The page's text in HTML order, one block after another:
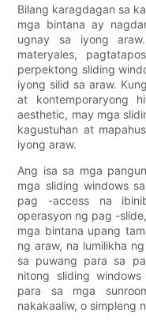
Bilang karagdagan sa
mga bintana ay
ugnay sa iyong
materyales,
perpektong sliding
iyong silid sa araw.
at kontemporaryong
aesthetic, may mga
kagustuhan at
iyong araw.
Ang isa sa mga
mga sliding windows
pag -access na
operasyon ng pag -
mga bintana upang
ng araw, na lumilikha
sa puwang para sa
nitong sliding
para sa mga
nakakaaliw, o simpleng